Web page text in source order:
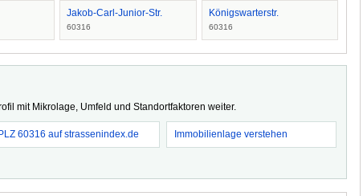
Jakob-Carl-Junior-Str.
60316
Königswarterstr.
60316
mit Mikrolage, Umfeld und Standortfaktoren weiter.
PLZ 60316 auf strassenindex.de Immobilienlage verstehen